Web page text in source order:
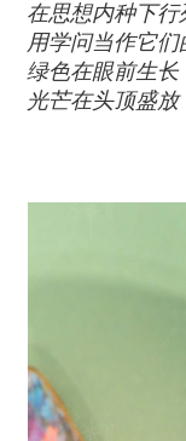
在思想内种下行
用学问当作它们
绿色在眼前生长
光芒在头顶盛放